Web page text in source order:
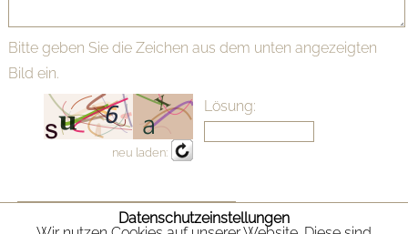
Datenschutzeinstellungen
Bitte geben Sie die Zeichen aus dem unten angezeigten
Bild ein.
neu laden:
Lösung: